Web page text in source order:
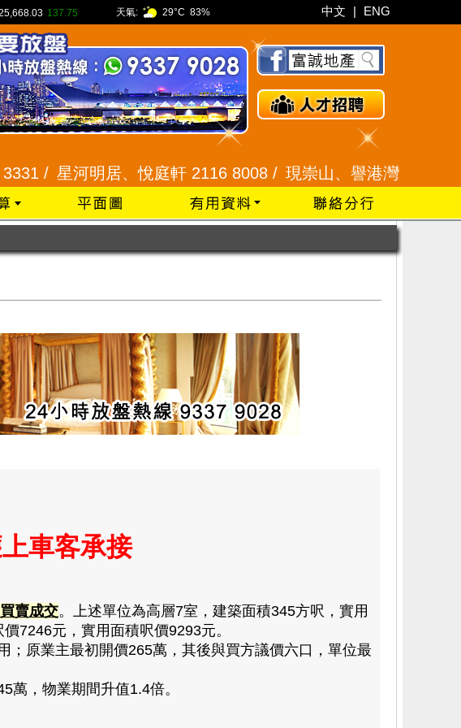
137.75 天氣: 29°C 83% 中文 | ENG
河明居、悅庭軒 2116 8008 / 現崇山、譽港灣 2345 9926 /
車客承接
賣成交。上述單位為高層7室，建築面積345方呎，實用
7246元，實用面積呎價9293元。
原業主最初開價265萬，其後與買方議價六口，單位最
，物業期間升值1.4倍。